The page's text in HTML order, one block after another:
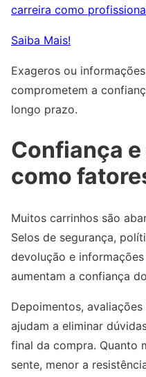
carreira como
Saiba Mais!
Exageros ou
comprometem a
longo prazo.
Confiança
como
Muitos carrinhos são
Selos de segurança,
devolução e
aumentam a confiança
Depoimentos,
ajudam a eliminar
final da compra. Quanto
sente, menor a